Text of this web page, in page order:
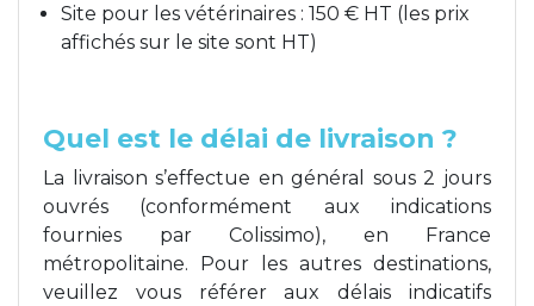
Site pour les vétérinaires : 150 € HT (les prix
affichés sur le site sont HT)
Quel est le délai de livraison ?
La livraison s’effectue en général sous 2 jours
ouvrés (conformément aux indications
fournies par Colissimo), en France
métropolitaine. Pour les autres destinations,
veuillez vous référer aux délais indicatifs